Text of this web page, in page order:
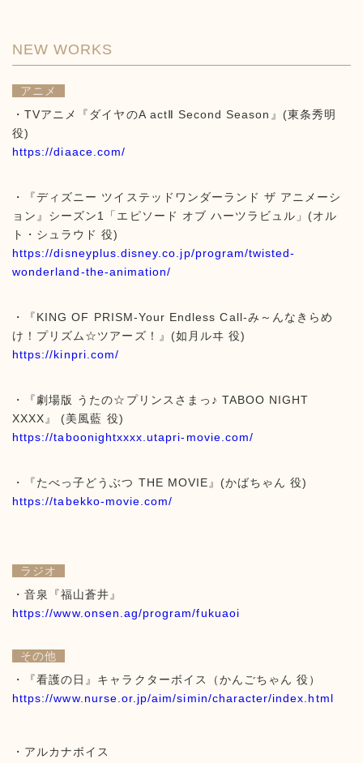
NEW WORKS
アニメ
・TVアニメ『ダイヤのA actⅡ Second Season』(東条秀明
役)
https://diaace.com/
・『ディズニー ツイステッドワンダーランド ザ アニメーシ
ョン』シーズン1「エピソード オブ ハーツラビュル」(オル
ト・シュラウド 役)
https://disneyplus.disney.co.jp/program/twisted-
wonderland-the-animation/
・『KING OF PRISM-Your Endless Call-み～んなきらめ
け！プリズム☆ツアーズ！』(如月ルヰ 役)
https://kinpri.com/
・『劇場版 うたの☆プリンスさまっ♪ TABOO NIGHT
XXXX』 (美風藍 役)
https://taboonightxxxx.utapri-movie.com/
・『たべっ子どうぶつ THE MOVIE』(かばちゃん 役)
https://tabekko-movie.com/
ラジオ
・音泉『福山蒼井』
https://www.onsen.ag/program/fukuaoi
その他
・『看護の日』キャラクターボイス（かんごちゃん 役）
https://www.nurse.or.jp/aim/simin/character/index.html
・アルカナボイス